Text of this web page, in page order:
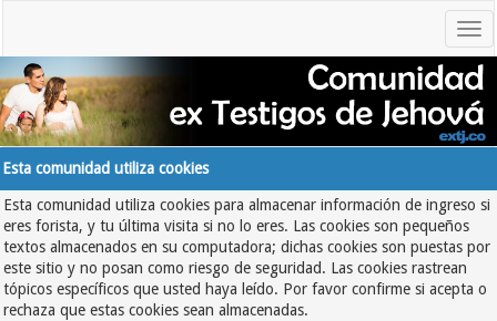
Esta comunidad utiliza cookies
Esta comunidad utiliza cookies para almacenar información de ingreso si
eres forista, y tu última visita si no lo eres. Las cookies son pequeños
textos almacenados en su computadora; dichas cookies son puestas por
este sitio y no posan como riesgo de seguridad. Las cookies rastrean
tópicos específicos que usted haya leído. Por favor confirme si acepta o
rechaza que estas cookies sean almacenadas.